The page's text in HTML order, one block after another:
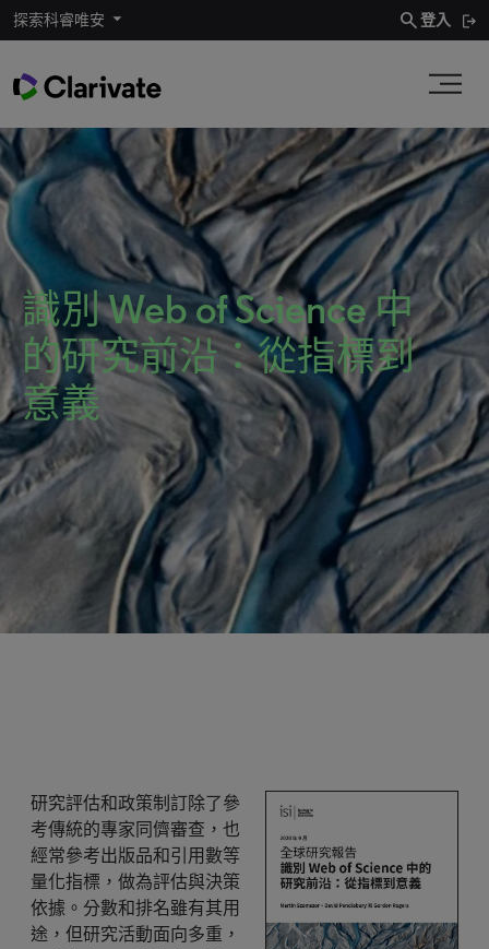
探索科睿唯安 search登入
識別 Web of Science 中
的研究前沿：從指標到
意義
研究評估和政策制訂除了參
考傳統的專家同儕審查，也
經常參考出版品和引用數等
量化指標，做為評估與決策
依據。分數和排名雖有其用
途，但研究活動面向多重，